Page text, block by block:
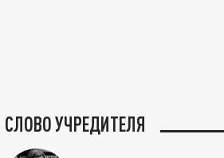
СЛОВО УЧРЕДИТЕЛЯ